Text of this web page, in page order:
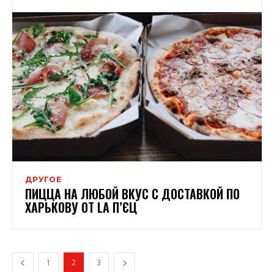
ДРУГОЕ
ПИЦЦА НА ЛЮБОЙ ВКУС С ДОСТАВКОЙ ПО
ХАРЬКОВУ ОТ LA П’ЄЦ
1 2 3